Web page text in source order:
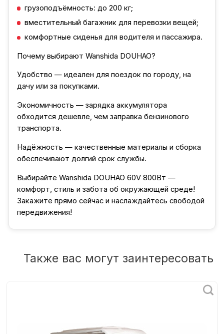
грузоподъёмность: до 200 кг;
вместительный багажник для перевозки вещей;
комфортные сиденья для водителя и пассажира.
Почему выбирают Wanshida DOUHAO?
Удобство — идеален для поездок по городу, на
дачу или за покупками.
Экономичность — зарядка аккумулятора
обходится дешевле, чем заправка бензинового
транспорта.
Надёжность — качественные материалы и сборка
обеспечивают долгий срок службы.
Выбирайте Wanshida DOUHAO 60V 800Вт —
комфорт, стиль и забота об окружающей среде!
Закажите прямо сейчас и наслаждайтесь свободой
передвижения!
Также вас могут заинтересовать